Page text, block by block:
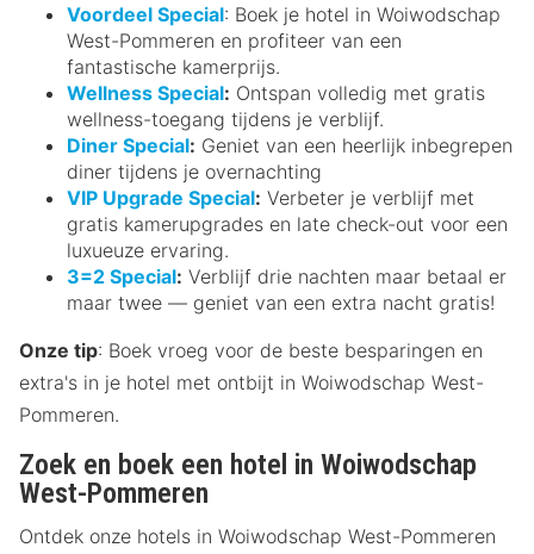
Voordeel Special: Boek je hotel in Woiwodschap
West-Pommeren en profiteer van een
fantastische kamerprijs.
Wellness Special: Ontspan volledig met gratis
wellness-toegang tijdens je verblijf.
Diner Special: Geniet van een heerlijk inbegrepen
diner tijdens je overnachting
VIP Upgrade Special: Verbeter je verblijf met
gratis kamerupgrades en late check-out voor een
luxueuze ervaring.
3=2 Special: Verblijf drie nachten maar betaal er
maar twee — geniet van een extra nacht gratis!
Onze tip: Boek vroeg voor de beste besparingen en
extra's in je hotel met ontbijt in Woiwodschap West-
Pommeren.
Zoek en boek een hotel in Woiwodschap
West-Pommeren
Ontdek onze hotels in Woiwodschap West-Pommeren